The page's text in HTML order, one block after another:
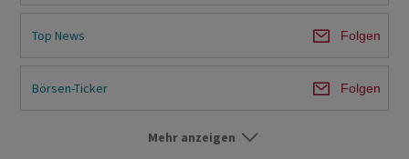
Top News Folgen
Börsen-Ticker Folgen
Mehr anzeigen